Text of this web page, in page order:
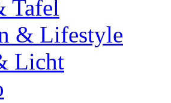
Tafel
& Lifestyle
Licht